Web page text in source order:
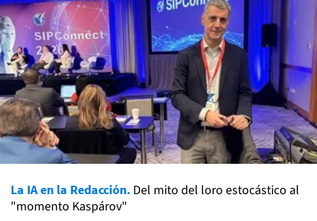
La IA en la Redacción. Del mito del loro estocástico al
"momento Kaspárov"